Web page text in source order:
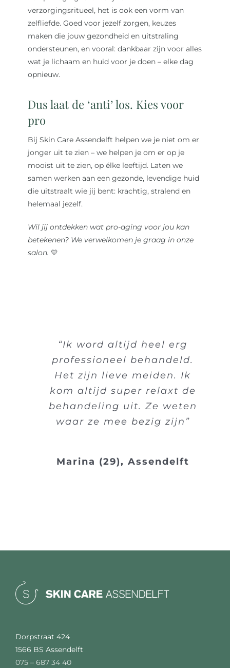
verzorgingsritueel, het is ook een vorm van
zelfliefde. Goed voor jezelf zorgen, keuzes
maken die jouw gezondheid en uitstraling
ondersteunen, en vooral: dankbaar zijn voor alles
wat je lichaam en huid voor je doen – elke dag
opnieuw.
Dus laat de ‘anti’ los. Kies voor
pro
Bij Skin Care Assendelft helpen we je niet om er
jonger uit te zien – we helpen je om er op je
mooist uit te zien, op élke leeftijd. Laten we
samen werken aan een gezonde, levendige huid
die uitstraalt wie jij bent: krachtig, stralend en
helemaal jezelf.
Wil jij ontdekken wat pro-aging voor jou kan
betekenen? We verwelkomen je graag in onze
salon. 💛
“Ik word altijd heel erg
professioneel behandeld.
Het zijn lieve meiden. Ik
kom altijd super relaxt de
behandeling uit. Ze weten
waar ze mee bezig zijn”
Marina (29), Assendelft
Dorpstraat 424
1566 BS Assendelft
075 – 687 34 40